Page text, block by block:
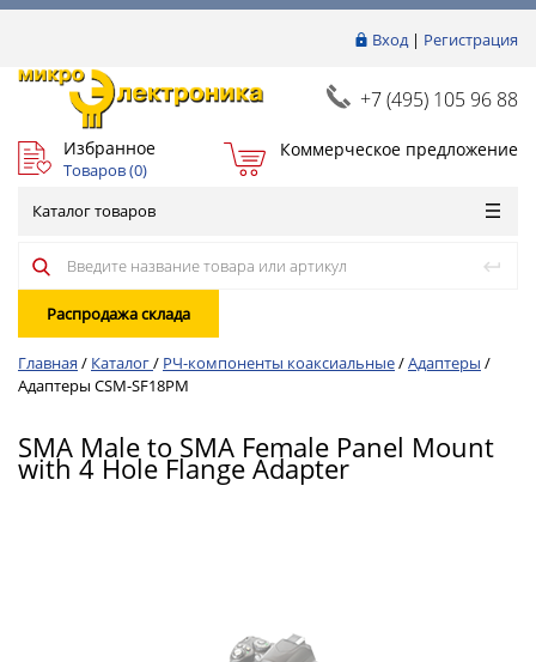
Вход| Регистрация
+7 (495) 105 96 88
Избранное
Товаров (0)
Коммерческое предложение
Каталог товаров
Распродажа склада
Главная / Каталог/ РЧ-компоненты коаксиальные/Адаптеры /
Адаптеры CSM-SF18PM
SMA Male to SMA Female Panel Mount
with 4 Hole Flange Adapter